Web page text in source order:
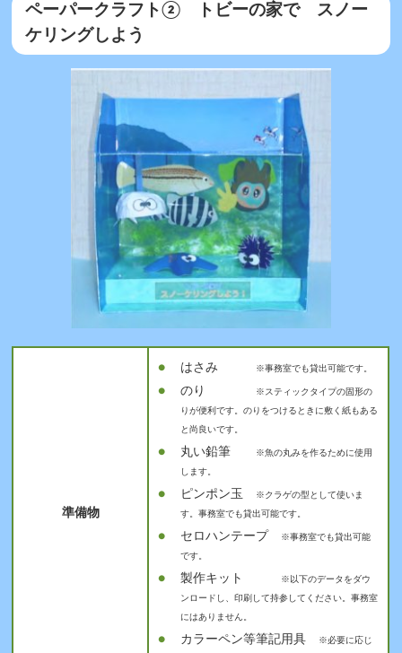
ペーパークラフト② トビーの家で スノー
ケリングしよう
準備物
はさみ ※事務室でも貸出可能です。
のり ※スティックタイプの固形の
りが便利です。のりをつけるときに敷く紙もある
と尚良いです。
丸い鉛筆 ※魚の丸みを作るために使用
します。
ピンポン玉 ※クラゲの型として使いま
す。事務室でも貸出可能です。
セロハンテープ ※事務室でも貸出可能
です。
製作キット ※以下のデータをダウ
ンロードし、印刷して持参してください。事務室
にはありません。
カラーペン等筆記用具 ※必要に応じ